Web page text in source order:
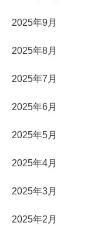
2025年9月
2025年8月
2025年7月
2025年6月
2025年5月
2025年4月
2025年3月
2025年2月